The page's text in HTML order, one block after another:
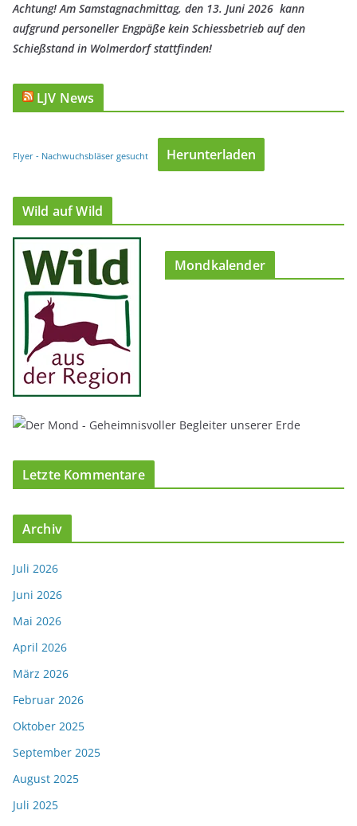
Achtung! Am Samstagnachmittag, den 13. Juni 2026 kann
aufgrund personeller Engpäße kein Schiessbetrieb auf den
Schießstand in Wolmerdorf stattfinden!
LJV News
Flyer - Nachwuchsbläser gesucht Herunterladen
Wild auf Wild
Mondkalender
Letzte Kommentare
Archiv
Juli 2026
Juni 2026
Mai 2026
April 2026
März 2026
Februar 2026
Oktober 2025
September 2025
August 2025
Juli 2025